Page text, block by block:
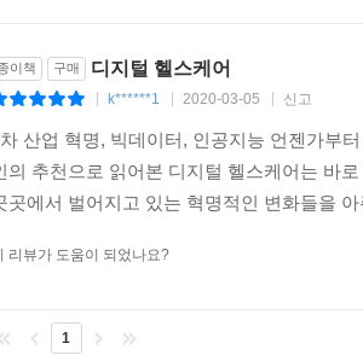
대기업, 어디에서 시작해야 하나
는 예측 가능한가
이 닥치는 대로 잡다하게 하는 이유
제약사, 디지털이 날개를 달아줘요
정보를 이용한 파킨슨병 신약개발
이책 구매 디지털 헬스케어
k******1 2020-03-05 신고
산업 혁명, 빅데이터, 인공지능 언젠가부
의 추천으로 읽어본 디지털 헬스케어는 바
곳에서 벌어지고 있는 혁명적인 변화들을
리뷰가 도움이 되었나요?
1